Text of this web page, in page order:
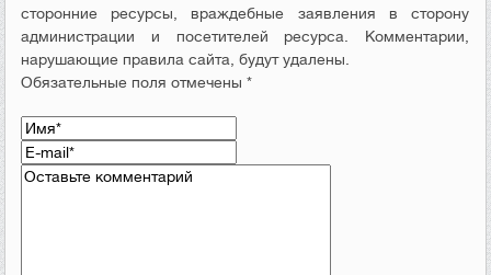
сторонние ресурсы, враждебные заявления в сторону
администрации и посетителей ресурса. Комментарии,
нарушающие правила сайта, будут удалены.
Обязательные поля отмечены *